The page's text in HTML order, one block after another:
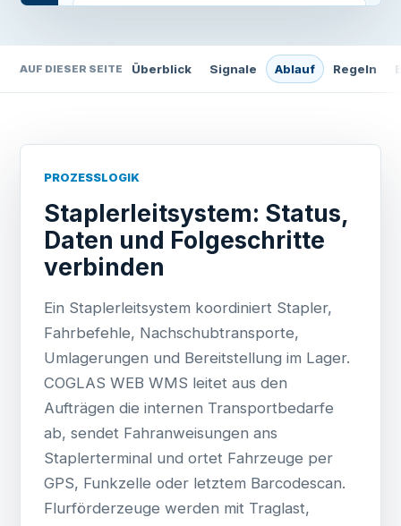
Ein- und zweistufige Aufträge
AUF DIESER SEITE Überblick Signale Ablauf Regeln
PROZESSLOGIK
Staplerleitsystem: Status,
Daten und Folgeschritte
verbinden
Ein Staplerleitsystem koordiniert Stapler,
Fahrbefehle, Nachschubtransporte,
Umlagerungen und Bereitstellung im Lager.
COGLAS WEB WMS leitet aus den
Aufträgen die internen Transportbedarfe
ab, sendet Fahranweisungen ans
Staplerterminal und ortet Fahrzeuge per
GPS, Funkzelle oder letztem Barcodescan.
Flurförderzeuge werden mit Traglast,